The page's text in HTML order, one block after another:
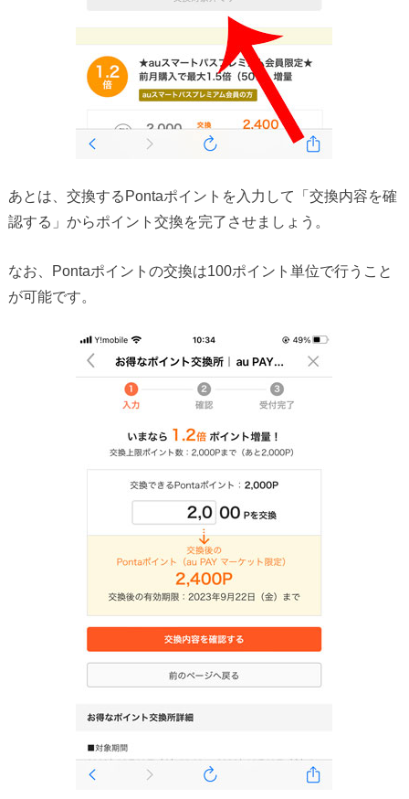
あとは、交換するPontaポイントを入力して「交換内容を確
認する」からポイント交換を完了させましょう。
なお、Pontaポイントの交換は100ポイント単位で行うこと
が可能です。